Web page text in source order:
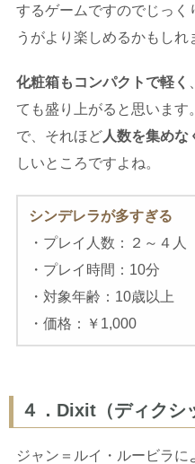
するゲームですのでじっく
うがより楽しめるかもしれ
化粧箱もコンパクトで軽く
ても盛り上がると思いま
で、それほど人数を集めな
しいところですよね。
シンデレラが多すぎる
・プレイ人数：２～４人
・プレイ時間：10分
・対象年齢：10歳以上
・価格：￥1,000
４．Dixit（ディクシ
ジャン＝ルイ・ルービラ